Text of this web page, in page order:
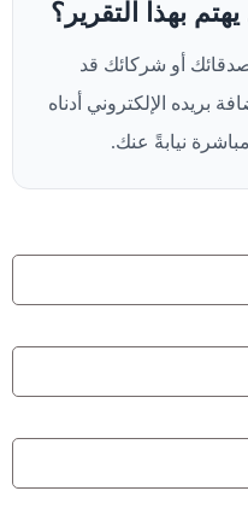
بهذا التقرير؟
أو شركائك قد
بريده الإلكتروني أدناه
نيابةً عنك.